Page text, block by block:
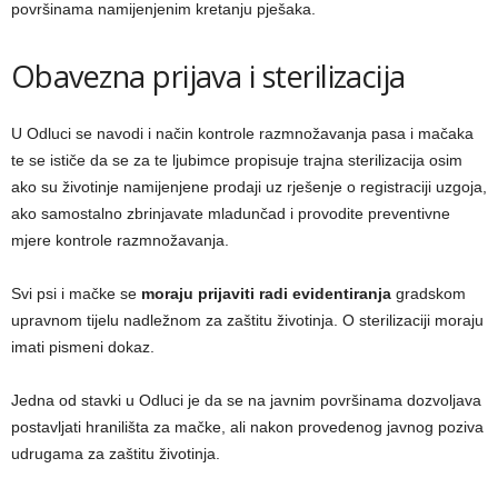
površinama namijenjenim kretanju pješaka.
Obavezna prijava i sterilizacija
U Odluci se navodi i način kontrole razmnožavanja pasa i mačaka
te se ističe da se za te ljubimce propisuje trajna sterilizacija osim
ako su životinje namijenjene prodaji uz rješenje o registraciji uzgoja,
ako samostalno zbrinjavate mladunčad i provodite preventivne
mjere kontrole razmnožavanja.
Svi psi i mačke se moraju prijaviti radi evidentiranja gradskom
upravnom tijelu nadležnom za zaštitu životinja. O sterilizaciji moraju
imati pismeni dokaz.
Jedna od stavki u Odluci je da se na javnim površinama dozvoljava
postavljati hranilišta za mačke, ali nakon provedenog javnog poziva
udrugama za zaštitu životinja.